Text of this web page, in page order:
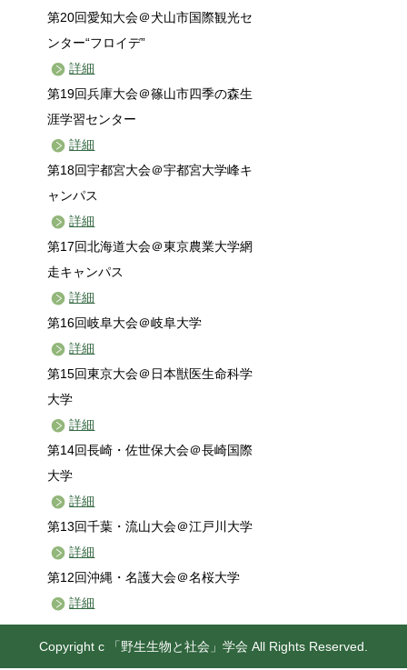
第20回愛知大会＠犬山市国際観光セ
ンター“フロイデ”
詳細
第19回兵庫大会＠篠山市四季の森生
涯学習センター
詳細
第18回宇都宮大会＠宇都宮大学峰キ
ャンパス
詳細
第17回北海道大会＠東京農業大学網
走キャンパス
詳細
第16回岐阜大会＠岐阜大学
詳細
第15回東京大会＠日本獣医生命科学
大学
詳細
第14回長崎・佐世保大会＠長崎国際
大学
詳細
第13回千葉・流山大会＠江戸川大学
詳細
第12回沖縄・名護大会＠名桜大学
詳細
Copyright c 「野生生物と社会」学会 All Rights Reserved.